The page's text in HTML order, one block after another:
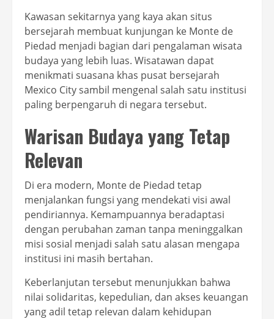
Kawasan sekitarnya yang kaya akan situs
bersejarah membuat kunjungan ke Monte de
Piedad menjadi bagian dari pengalaman wisata
budaya yang lebih luas. Wisatawan dapat
menikmati suasana khas pusat bersejarah
Mexico City sambil mengenal salah satu institusi
paling berpengaruh di negara tersebut.
Warisan Budaya yang Tetap
Relevan
Di era modern, Monte de Piedad tetap
menjalankan fungsi yang mendekati visi awal
pendiriannya. Kemampuannya beradaptasi
dengan perubahan zaman tanpa meninggalkan
misi sosial menjadi salah satu alasan mengapa
institusi ini masih bertahan.
Keberlanjutan tersebut menunjukkan bahwa
nilai solidaritas, kepedulian, dan akses keuangan
yang adil tetap relevan dalam kehidupan